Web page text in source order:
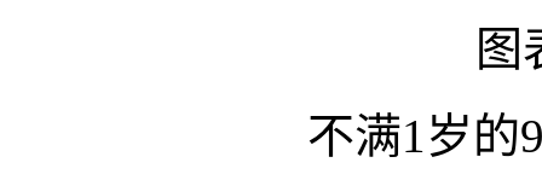
图
不满1岁的